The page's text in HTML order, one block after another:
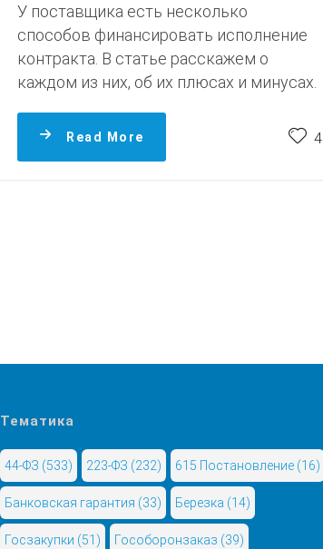
У поставщика есть несколько
способов финансировать исполнение
контракта. В статье расскажем о
каждом из них, об их плюсах и минусах.
Read More 4
Тематика
44-ФЗ (533) 223-ФЗ (232) 615 Постановление (16)
Банковская гарантия (33) Березка (14)
Госзакупки (51) Гособоронзаказ (39)